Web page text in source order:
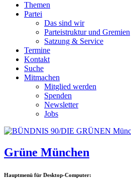
Themen
Partei
Das sind wir
Parteistruktur und Gremien
Satzung & Service
Termine
Kontakt
Suche
Mitmachen
Mitglied werden
Spenden
Newsletter
Jobs
Grüne München
Hauptmenü für Desktop-Computer: